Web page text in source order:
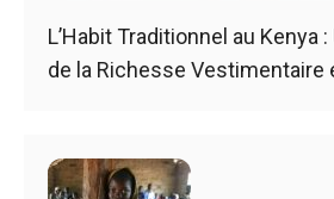
L’Habit Traditionnel au Kenya
de la Richesse Vestimentaire